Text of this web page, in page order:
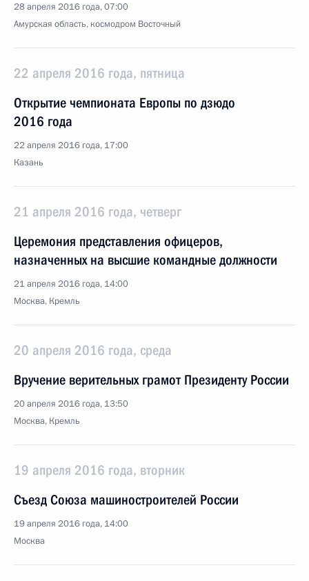
28 апреля 2016 года, 07:00
Амурская область, космодром Восточный
22 апреля 2016 года, пятница
Открытие чемпионата Европы по дзюдо
2016 года
22 апреля 2016 года, 17:00
Казань
21 апреля 2016 года, четверг
Церемония представления офицеров,
назначенных на высшие командные должности
21 апреля 2016 года, 14:00
Москва, Кремль
20 апреля 2016 года, среда
Вручение верительных грамот Президенту России
20 апреля 2016 года, 13:50
Москва, Кремль
19 апреля 2016 года, вторник
Съезд Союза машиностроителей России
19 апреля 2016 года, 14:00
Москва